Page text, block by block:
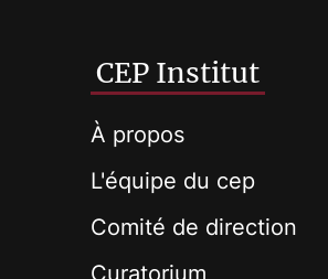
CEP Institut
À propos
L'équipe du cep
Comité de direction
Curatorium